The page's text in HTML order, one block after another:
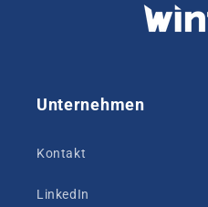
Unternehmen
Kontakt
LinkedIn